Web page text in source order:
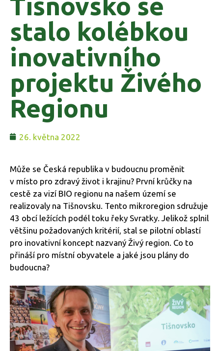
Tišnovsko se
stalo kolébkou
inovativního
projektu Živého
Regionu
26. května 2022
Může se Česká republika v budoucnu proměnit
v místo pro zdravý život i krajinu? První krůčky na
cestě za vizí BIO regionu na našem území se
realizovaly na Tišnovsku. Tento mikroregion sdružuje
43 obcí ležících podél toku řeky Svratky. Jelikož splnil
většinu požadovaných kritérií, stal se pilotní oblastí
pro inovativní koncept nazvaný Živý region. Co to
přináší pro místní obyvatele a jaké jsou plány do
budoucna?